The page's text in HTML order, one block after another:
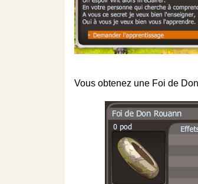
Vous obtenez une Foi de